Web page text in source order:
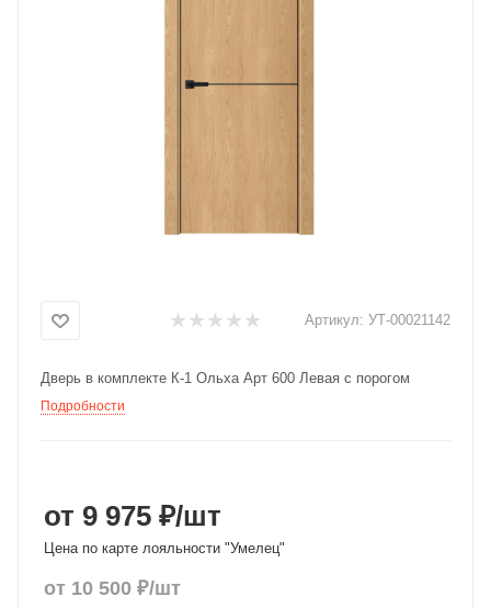
Артикул: УТ-00021142
Дверь в комплекте К-1 Ольха Арт 600 Левая с порогом
Подробности
от 9 975 ₽/шт
Цена по карте лояльности "Умелец"
от 10 500 ₽/шт
Добавляйте товары
Получайте товар
Оставшиеся
об оплате Плайтом